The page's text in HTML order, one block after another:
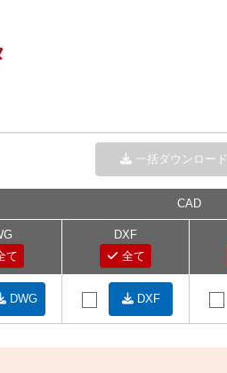
一括ダウンロード
CAD
て
DXF
全て
DWG DXF